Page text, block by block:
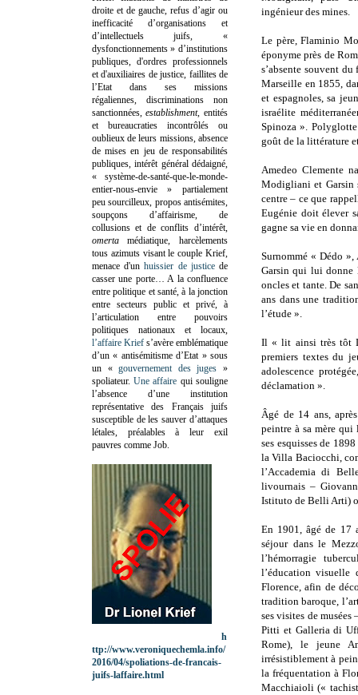
ingénieur des mines.
Le père, Flaminio
éponyme près de
s’absente souvent
Marseille en 1855,
et espagnoles, sa
israélite
Spinoza ».
goût de la littérature
Amedeo Clemente
Modigliani et Garsin
centre – ce que
Eugénie doit élever
gagne sa vie en
Surnommé « Dédo »,
Garsin qui lui donne
oncles et tante. De
ans dans une
l’étude ».
Il « lit ainsi très tôt
premiers textes du
adolescence
déclamation ».
Âgé de 14 ans,
peintre à sa mère qui
ses esquisses de
la Villa Baciocchi,
l’Accademia di
livournais –
Istituto de Belli Arti)
En 1901, âgé de 17
séjour dans le
l’hémorragie
l’éducation
Florence, afin de
tradition baroque,
ses visites de musées
Pitti et Galleria di
Rome), le jeune
irrésistiblement à
la fréquentation à
Macchiaioli («
droite et de gauche, refus d’agir ou
inefficacité d’organisations et
d’intellectuels juifs, «
dysfonctionnements » d’institutions
publiques, d'ordres professionnels
et d'auxiliaires de justice, faillites de
l’Etat dans ses missions
régaliennes, discriminations non
sanctionnées,establishment, entités
et bureaucraties incontrôlés ou
oublieux de leurs missions, absence
de mises en jeu de responsabilités
publiques, intérêt général dédaigné,
« système-de-santé-que-le-monde-
entier-nous-envie » partialement
peu sourcilleux, propos antisémites,
soupçons d’affairisme, de
collusions et de conflits d’intérêt,
omertamédiatique, harcèlements
tous azimuts visant le couple Krief,
menace d'unhuissier de justicede
casser une porte… A la confluence
entre politique et santé, à la jonction
entre secteurs public et privé, à
l’articulation entre pouvoirs
politiques nationaux et locaux,
l’affaire Krief s’avère emblématique
d’un « antisémitisme d’Etat » sous
un «gouvernement des juges »
spoliateur.Une affaire qui souligne
l’absence d’une institution
représentative des Français juifs
susceptible de les sauver d’attaques
létales, préalables à leur exil
pauvres comme Job.
h
ttp://www.veroniquechemla.info/
2016/04/spoliations-de-francais-
juifs-laffaire.html